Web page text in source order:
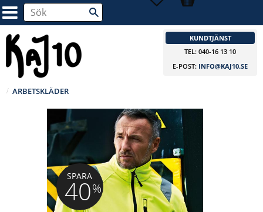
KUNDTJÄNST
TEL: 040-16 13 10
E-POST: INFO@KAJ10.SE
ARBETSKLÄDER
SPARA
40%